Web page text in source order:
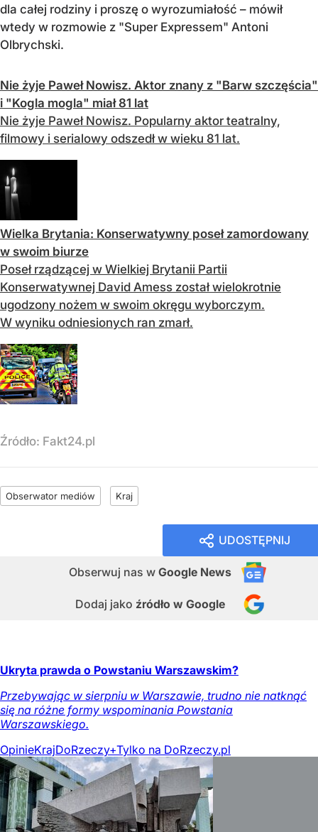
dla całej rodziny i proszę o wyrozumiałość – mówił
wtedy w rozmowie z "Super Expressem" Antoni
Olbrychski.
Nie żyje Paweł Nowisz. Aktor znany z "Barw szczęścia"
i "Kogla mogla" miał 81 lat
Nie żyje Paweł Nowisz. Popularny aktor teatralny,
filmowy i serialowy odszedł w wieku 81 lat.
Wielka Brytania: Konserwatywny poseł zamordowany
w swoim biurze
Poseł rządzącej w Wielkiej Brytanii Partii
Konserwatywnej David Amess został wielokrotnie
ugodzony nożem w swoim okręgu wyborczym.
W wyniku odniesionych ran zmarł.
Źródło: Fakt24.pl
Obserwator mediów Kraj
UDOSTĘPNIJ
Obserwuj nas w Google News
Dodaj jako źródło w Google
Ukryta prawda o Powstaniu Warszawskim?
Przebywając w sierpniu w Warszawie, trudno nie natknąć
się na różne formy wspominania Powstania
Warszawskiego.
OpinieKrajDoRzeczy+Tylko na DoRzeczy.pl